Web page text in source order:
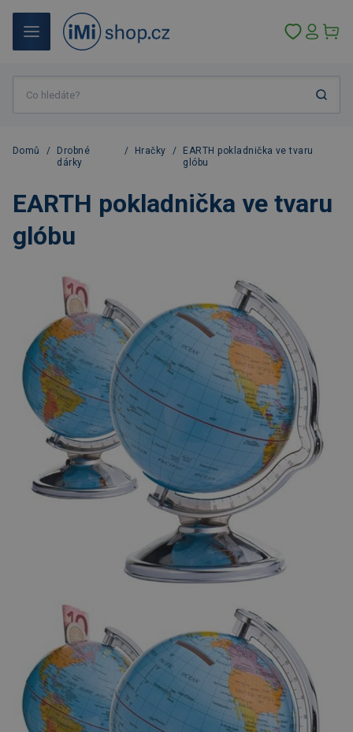
Domů /
Drobné
dárky
/ Hračky /
EARTH pokladnička ve tvaru
glóbu
EARTH pokladnička ve tvaru
glóbu